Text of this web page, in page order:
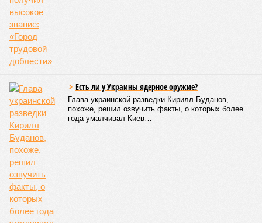
Названы главные мифы на тему летнего отключения
горячей воды в Петербурге
Названы главные мифы на тему летнего отключения горячей воды в
Вокруг летних отключений горячей воды сложилось множество
разного рода домыслов, которые порой очень сильно мешают
жителям объективно оценивать складывающуюся ситуацию.
Об этом
Алёна Цыганкова
Например, многие ошибочно полагают, что воду отключает
управляющая компания, хотя на самом деле это делает